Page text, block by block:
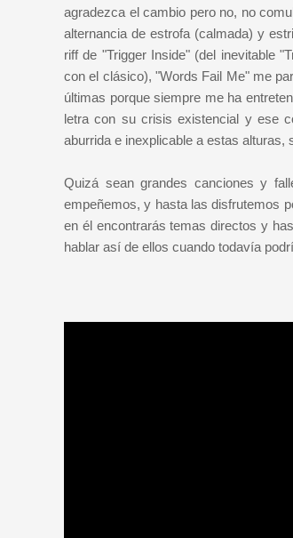
agradezca el cambio pero no, no
alternancia de estrofa (calmada) y
riff de "Trigger Inside" (del inevitable
con el clásico), "Words Fail Me" me
últimas porque siempre me ha
letra con su crisis existencial y ese
aburrida e inexplicable a estas alturas,
Quizá sean grandes canciones y
empeñemos, y hasta las disfrutemos
en él encontrarás temas directos y
hablar así de ellos cuando todavía